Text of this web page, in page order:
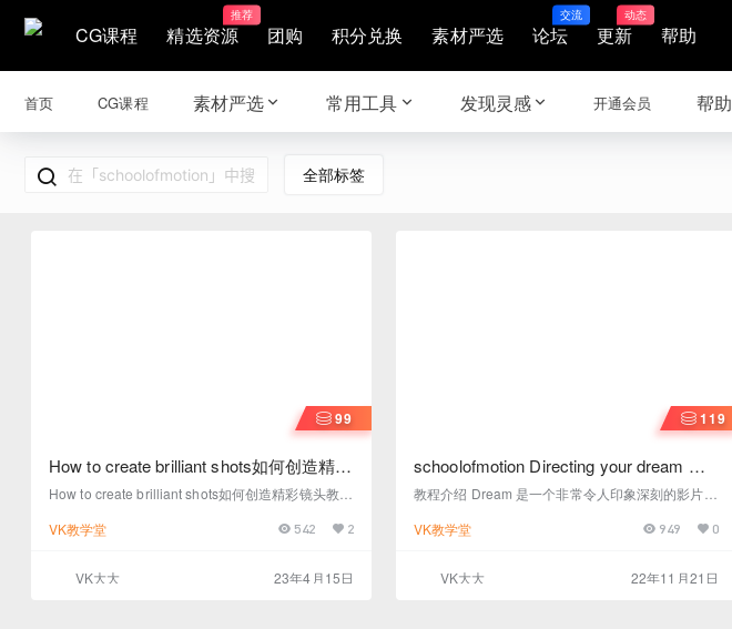
CG课程 精选资源
推荐
团购 积分兑换 素材严选 论坛
交流
更新
动态
帮助
首页 CG课程 素材严选 常用工具 发现灵感 开通会员 帮助
全部标签
99
How to create brilliant shots如何创造精彩
镜头
How to create brilliant shots如何创造精彩镜头教程
和声音设计工作室 Echoic Audio 制作的塞满动画。
胆的色彩，是 Nidia 的声音和视觉的精彩展示。Nid
VK教学堂 542 2
VK大大 23年4月15日
119
schoolofmotion Directing your dream 指
导你的梦想 中文字幕
教程介绍 Dream 是一个非常令人印象深刻的影片，
用抽象、视觉隐喻和设计来创造一个意想不到的世
性。在本次研讨会中，我们探讨了Sofie Lee 的背景
VK教学堂 949 0
VK大大 22年11月21日